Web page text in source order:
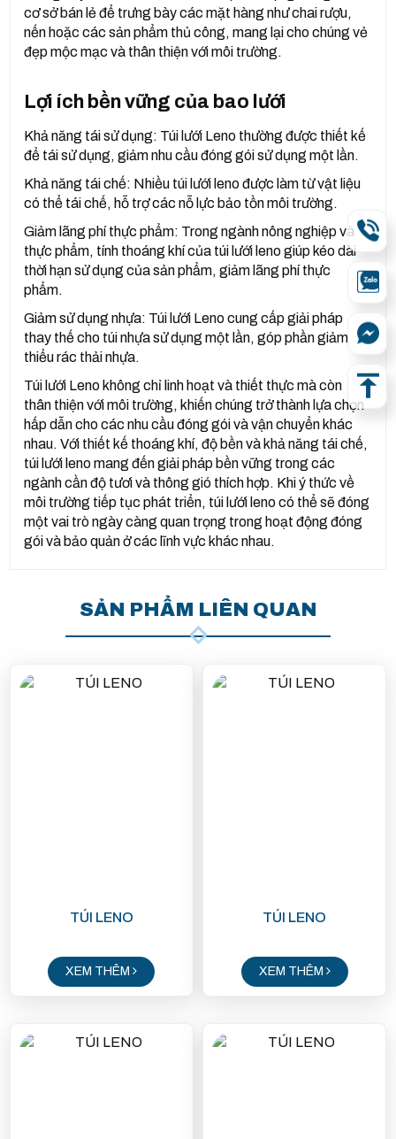
cơ sở bán lẻ để trưng bày các mặt hàng như chai rượu,
nến hoặc các sản phẩm thủ công, mang lại cho chúng vẻ
đẹp mộc mạc và thân thiện với môi trường.
Lợi ích bền vững của bao lưới
Khả năng tái sử dụng: Túi lưới Leno thường được thiết kế
để tái sử dụng, giảm nhu cầu đóng gói sử dụng một lần.
Khả năng tái chế: Nhiều túi lưới leno được làm từ vật liệu
có thể tái chế, hỗ trợ các nỗ lực bảo tồn môi trường.
Giảm lãng phí thực phẩm: Trong ngành nông nghiệp và
thực phẩm, tính thoáng khí của túi lưới leno giúp kéo dài
thời hạn sử dụng của sản phẩm, giảm lãng phí thực
phẩm.
Giảm sử dụng nhựa: Túi lưới Leno cung cấp giải pháp
thay thế cho túi nhựa sử dụng một lần, góp phần giảm
thiểu rác thải nhựa.
Túi lưới Leno không chỉ linh hoạt và thiết thực mà còn
thân thiện với môi trường, khiến chúng trở thành lựa chọn
hấp dẫn cho các nhu cầu đóng gói và vận chuyển khác
nhau. Với thiết kế thoáng khí, độ bền và khả năng tái chế,
túi lưới leno mang đến giải pháp bền vững trong các
ngành cần độ tươi và thông gió thích hợp. Khi ý thức về
môi trường tiếp tục phát triển, túi lưới leno có thể sẽ đóng
một vai trò ngày càng quan trọng trong hoạt động đóng
gói và bảo quản ở các lĩnh vực khác nhau.
SẢN PHẨM LIÊN QUAN
TÚI LENO
XEM THÊM
TÚI LENO
XEM THÊM